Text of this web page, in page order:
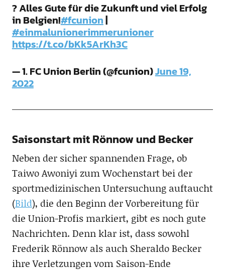
? Alles Gute für die Zukunft und viel Erfolg
in Belgien!#fcunion|
#einmalunionerimmerunioner
https://t.co/bKk5ArKh3C
— 1. FC Union Berlin (@fcunion)June 19,
2022
Saisonstart mit Rönnow und Becker
Neben der sicher spannenden Frage, ob
Taiwo Awoniyi zum Wochenstart bei der
sportmedizinischen Untersuchung auftaucht
(Bild), die den Beginn der Vorbereitung für
die Union-Profis markiert, gibt es noch gute
Nachrichten. Denn klar ist, dass sowohl
Frederik Rönnow als auch Sheraldo Becker
ihre Verletzungen vom Saison-Ende